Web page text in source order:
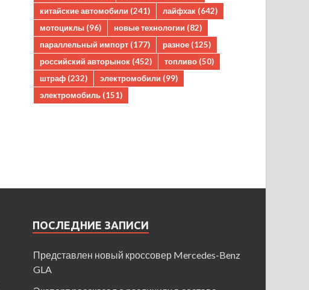
китайские автомобили (241) лайфхак (642)
мотоциклы (96) новые технологии (82)
параллельный импорт (177) разное (125)
российский авторынок (452) топливо (50)
штраф (232) электромобили (99)
электромобиль (151)
ПОСЛЕДНИЕ ЗАПИСИ
Представлен новый кроссовер Mercedes-Benz
GLA